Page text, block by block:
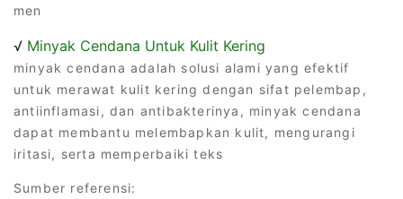
men
√ Minyak Cendana Untuk Kulit Kering
minyak cendana adalah solusi alami yang efektif
untuk merawat kulit kering dengan sifat pelembap,
antiinflamasi, dan antibakterinya, minyak cendana
dapat membantu melembapkan kulit, mengurangi
iritasi, serta memperbaiki teks
Sumber referensi: